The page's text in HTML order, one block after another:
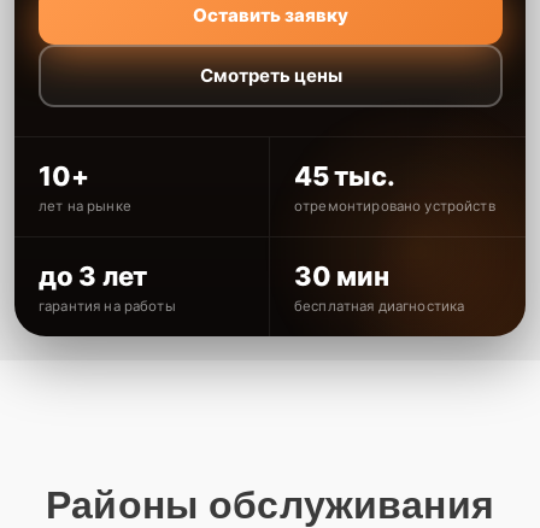
Оставить заявку
Смотреть цены
10+
лет на рынке
45 тыс.
отремонтировано устройств
до 3 лет
гарантия на работы
30 мин
бесплатная диагностика
Районы обслуживания